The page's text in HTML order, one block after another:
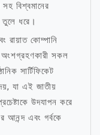
বিশ্বমানের
ধরে।
রায়াত কোম্পানি
সকল
সার্টিফিকেট
যা এই জাতীয়
উদযাপন করে
আনন্দ এবং গর্বকে